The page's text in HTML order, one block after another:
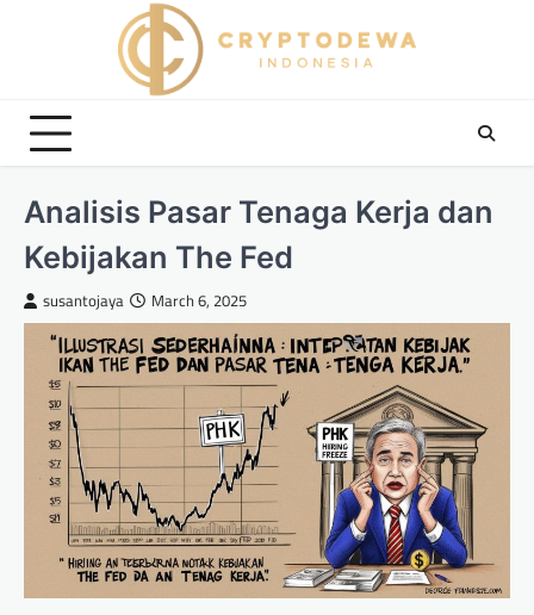
Analisis Pasar Tenaga Kerja dan
Kebijakan The Fed
susantojaya March 6, 2025